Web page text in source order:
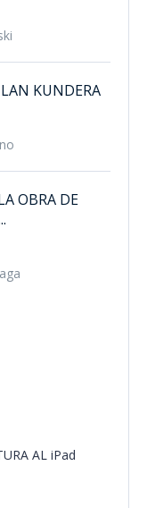
KUNDERA
OBRA DE
AL iPad